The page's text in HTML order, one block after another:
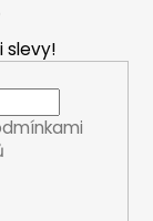
slevy!